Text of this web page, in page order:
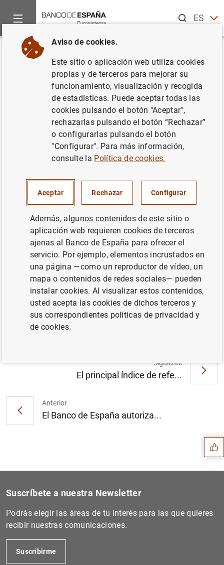
ESEN
Inicio Noticias y eventos
Volver
El Banco de España revisa los
procedimientos de los
proveedores de servicios de
pago para facilitar a los clientes
el cambio de sus cuentas
SISTEMA MONETARIO Y FINANCIERO
SUPERVISIÓN PRUDENCIAL, MUS
El Banco de España revisa los
procedimientos de los proveedores de
servicios de pago para facilitar a los clientes
el cambio de sus cuentas (192
KB
Anterior
El Banco de España autoriza...
Siguiente
El principal índice de refe...
Sugerencias
Suscríbete a nuestra Newsletter
Podrás elegir las áreas de tu interés para las que quieres
recibir nuestras comunicaciones.
Suscribirme
Aviso de cookies.
Este sitio o aplicación web utiliza cookies
propias y de terceros para mejorar su
funcionamiento, visualización y recogida
de estadísticas. Puede aceptar todas las
cookies pulsando el botón "Aceptar",
rechazarlas pulsando el botón “Rechazar”
o configurarlas pulsando el botón
"Configurar". Para más información,
consulte la Política de cookies.
Aceptar Rechazar Configurar
Además, algunos contenidos de este sitio o
aplicación web requieren cookies de terceros
ajenas al Banco de España para ofrecer el
servicio. Por ejemplo, elementos incrustados en
una página —como un reproductor de vídeo, un
mapa o contenidos de redes sociales— pueden
instalar cookies. Al visualizar estos contenidos,
usted acepta las cookies de dichos terceros y
sus correspondientes políticas de privacidad y
de cookies.